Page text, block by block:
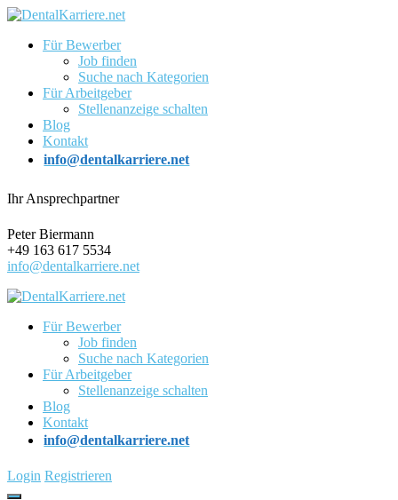
Für Bewerber
Job finden
Suche nach Kategorien
Für Arbeitgeber
Stellenanzeige schalten
Blog
Kontakt
info@dentalkarriere.net
Ihr Ansprechpartner
Peter Biermann
+49 163 617 5534
info@dentalkarriere.net
Für Bewerber
Job finden
Suche nach Kategorien
Für Arbeitgeber
Stellenanzeige schalten
Blog
Kontakt
info@dentalkarriere.net
Login Registrieren